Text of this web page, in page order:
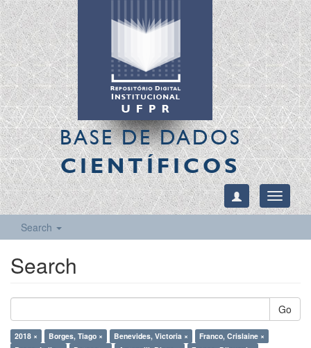
BASE DE DADOS
CIENTÍFICOS
Toggle
Search
Search
Go
2018 × Borges, Tiago × Benevides, Victoria ×
Franco, Crislaine ×